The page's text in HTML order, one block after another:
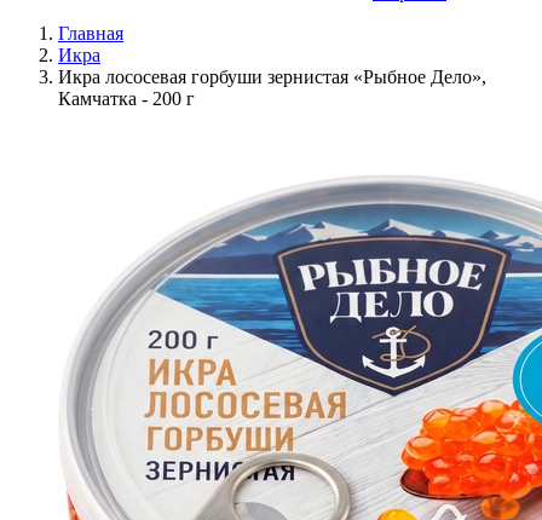
Главная
Икра
Икра лососевая горбуши зернистая «Рыбное Дело»,
Камчатка - 200 г